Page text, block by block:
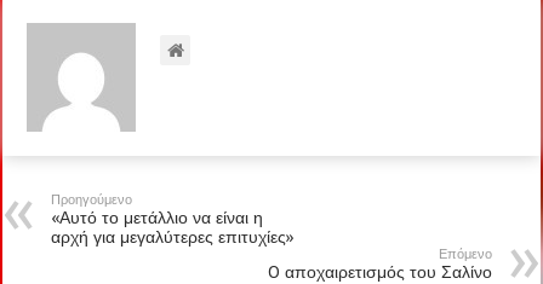
Προηγούμενο
«Αυτό το μετάλλιο να είναι η
αρχή για μεγαλύτερες επιτυχίες»
Επόμενο
O αποχαιρετισμός του Σαλίνο